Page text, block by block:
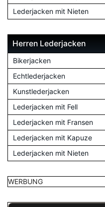
Lederjacken mit Nieten
Herren Lederjacken
Bikerjacken
Echtlederjacken
Kunstlederjacken
Lederjacken mit Fell
Lederjacken mit Fransen
Lederjacken mit Kapuze
Lederjacken mit Nieten
WERBUNG